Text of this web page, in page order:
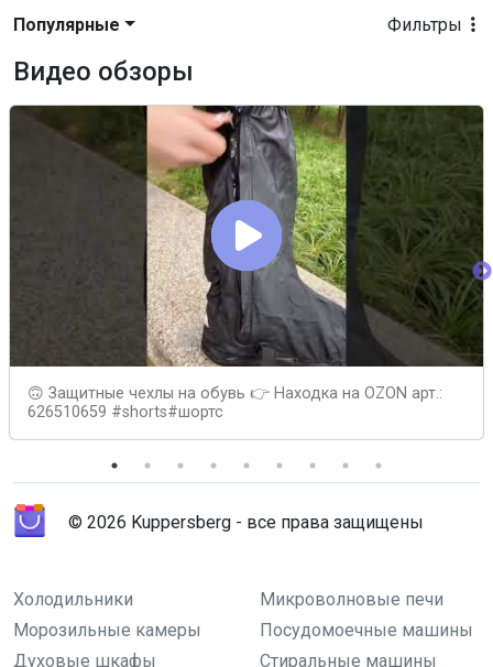
Фильтры
Популярные
Видео обзоры
🙃 Защитные чехлы на обувь 👉 Находка на OZON арт.:
626510659 #shorts#шортс
© 2026 Kuppersberg - все права защищены
Холодильники
Микроволновые печи
Морозильные камеры
Посудомоечные машины
Духовые шкафы
Стиральные машины